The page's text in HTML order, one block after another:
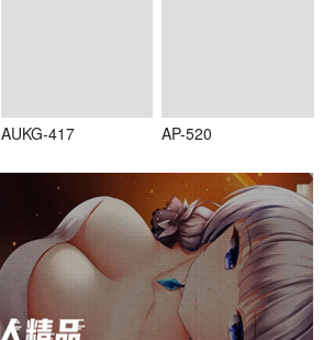
AUKG-417 AP-520